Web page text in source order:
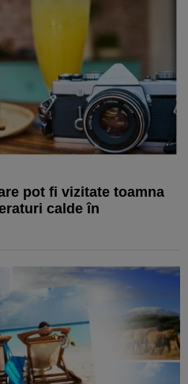
pot fi vizitate toamna
calde în